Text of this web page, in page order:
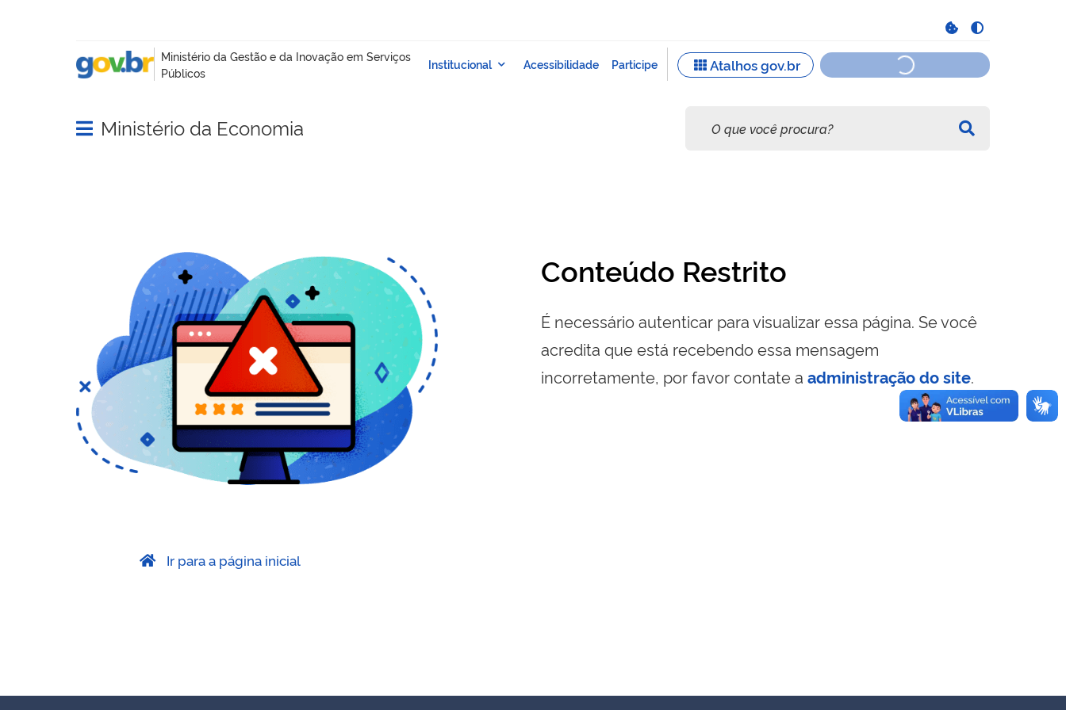
Abrir menu principal de navegação
Ministério da Economia
Conteúdo Restrito
É necessário autenticar para visualizar essa página. Se você
acredita que está recebendo essa mensagem
incorretamente, por favor contate a administração do site.
Ir para a página inicial